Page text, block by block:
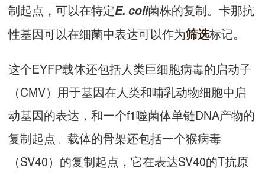
制起点，可以在特定E. coli菌株的复制。卡那抗
性基因可以在细菌中表达可以作为筛选标记。
这个EYFP载体还包括人类巨细胞病毒的启动子
（CMV）用于基因在人类和哺乳动物细胞中启
动基因的表达，和一个f1噬菌体单链DNA产物的
复制起点。载体的骨架还包括一个猴病毒
（SV40）的复制起点，它在表达SV40的T抗原